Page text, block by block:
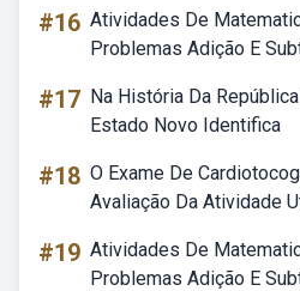
#16 Atividades De
Problemas Adição E
#17 Na História Da
Estado Novo Identifica
#18 O Exame De
Avaliação Da Atividade
#19 Atividades De
Problemas Adição E